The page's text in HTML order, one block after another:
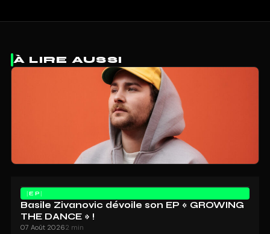
À LIRE AUSSI
EP
Basile Zivanovic dévoile son EP « GROWING
THE DANCE » !
07 Août 20262 min